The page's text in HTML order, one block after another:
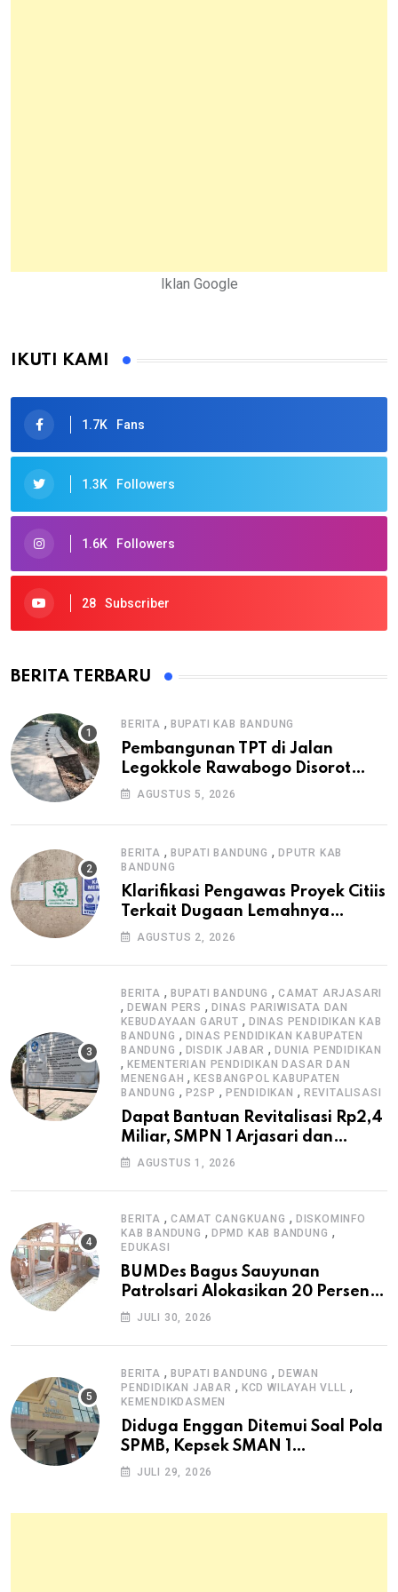
Iklan Google
IKUTI KAMI
1.7K Fans
1.3K Followers
1.6K Followers
28 Subscriber
BERITA TERBARU
BERITA , BUPATI KAB BANDUNG
Pembangunan TPT di Jalan
Legokkole Rawabogo Disorot
Warga, Selesai Tanpa Papan
AGUSTUS 5, 2026
BERITA , BUPATI BANDUNG ,DPUTR KAB
BANDUNG
Klarifikasi Pengawas Proyek Citiis
Terkait Dugaan Lemahnya
Pengawasan K3
AGUSTUS 2, 2026
BERITA , BUPATI BANDUNG ,CAMAT ARJASARI
, DEWAN PERS , DINAS PARIWISATA DAN
KEBUDAYAAN GARUT , DINAS PENDIDIKAN KAB
BANDUNG , DINAS PENDIDIKAN KABUPATEN
BANDUNG , DISDIK JABAR ,DUNIA PENDIDIKAN
, KEMENTERIAN PENDIDIKAN DASAR DAN
MENENGAH ,KESBANGPOL KABUPATEN
BANDUNG , P2SP , PENDIDIKAN , REVITALISASI
Dapat Bantuan Revitalisasi Rp2,4
Miliar, SMPN 1 Arjasari dan
Masyarakat Sambut Antusias
AGUSTUS 1, 2026
BERITA , CAMAT CANGKUANG , DISKOMINFO
KAB BANDUNG , DPMD KAB BANDUNG ,
EDUKASI
BUMDes Bagus Sauyunan
Patrolsari Alokasikan 20 Persen
Dana Desa untuk Ketahanan
JULI 30, 2026
BERITA , BUPATI BANDUNG ,DEWAN
PENDIDIKAN JABAR , KCD WILAYAH VLLL ,
KEMENDIKDASMEN
Diduga Enggan Ditemui Soal Pola
SPMB, Kepsek SMAN 1
Dayeuhkolot Dikeluhkan Orang
JULI 29, 2026